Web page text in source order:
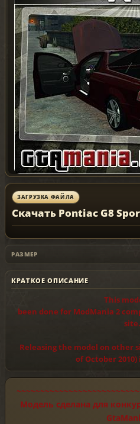
ЗАГРУЗКА ФАЙЛА
Скачать Pontiac G8
РАЗМЕР
КРАТКОЕ ОПИСАНИЕ
This
been done for ModMania 2
site.
Releasing the model on other
of October
Модель сделана для